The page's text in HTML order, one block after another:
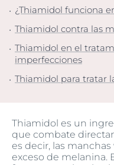
¿Thiamidol funciona
Thiamidol contra las
Thiamidol en el
imperfecciones
Thiamidol para tratar
Thiamidol es un
que combate
es decir, las
exceso de melanina.